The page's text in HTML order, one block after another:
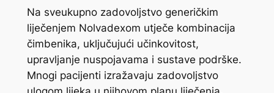
Na sveukupno zadovoljstvo generičkim
liječenjem Nolvadexom utječe kombinacija
čimbenika, uključujući učinkovitost,
upravljanje nuspojavama i sustave podrške.
Mnogi pacijenti izražavaju zadovoljstvo